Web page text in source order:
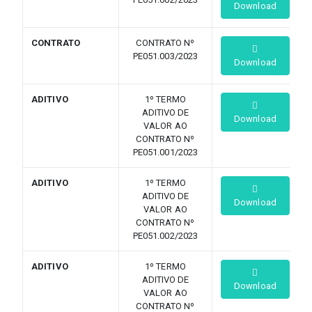
Download
CONTRATO
CONTRATO Nº
PE051.003/2023
Download
ADITIVO
1º TERMO
ADITIVO DE
VALOR AO
CONTRATO Nº
PE051.001/2023
Download
ADITIVO
1º TERMO
ADITIVO DE
VALOR AO
CONTRATO Nº
PE051.002/2023
Download
ADITIVO
1º TERMO
ADITIVO DE
VALOR AO
CONTRATO Nº
Download